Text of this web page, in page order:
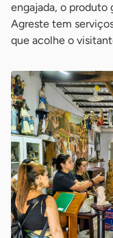
engajada, o produto
Agreste tem
que acolhe o